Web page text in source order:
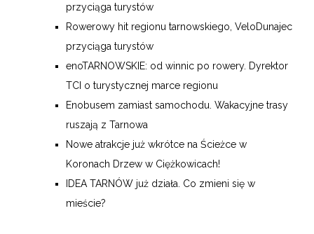
przyciąga turystów
Rowerowy hit regionu tarnowskiego, VeloDunajec
przyciąga turystów
enoTARNOWSKIE: od winnic po rowery. Dyrektor
TCI o turystycznej marce regionu
Enobusem zamiast samochodu. Wakacyjne trasy
ruszają z Tarnowa
Nowe atrakcje już wkrótce na Ścieżce w
Koronach Drzew w Ciężkowicach!
IDEA TARNÓW już działa. Co zmieni się w
mieście?